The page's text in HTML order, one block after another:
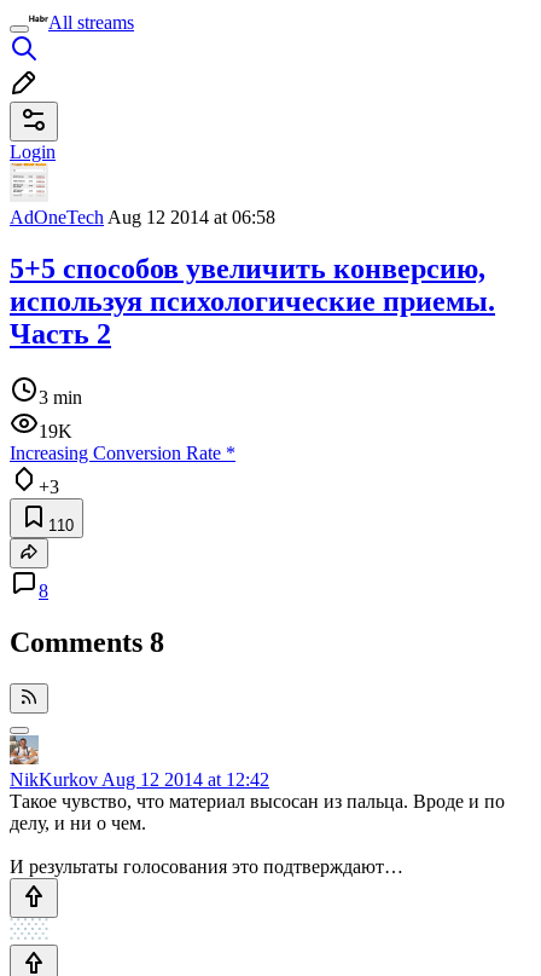
All streams
Login
AdOneTech Aug 12 2014 at 06:58
5+5 способов увеличить конверсию,
используя психологические приемы.
Часть 2
3 min
19K
Increasing Conversion Rate *
+3
110
8
Comments 8
NikKurkov Aug 12 2014 at 12:42
Такое чувство, что материал высосан из пальца. Вроде и по
делу, и ни о чем.
И результаты голосования это подтверждают…